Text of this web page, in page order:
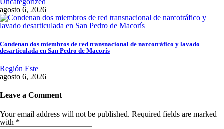
agosto 6, 2026
Condenan dos miembros de red transnacional de narcotráfico y lavado
desarticulada en San Pedro de Macorís
Región Este
agosto 6, 2026
Leave a Comment
Your email address will not be published. Required fields are marked
with *